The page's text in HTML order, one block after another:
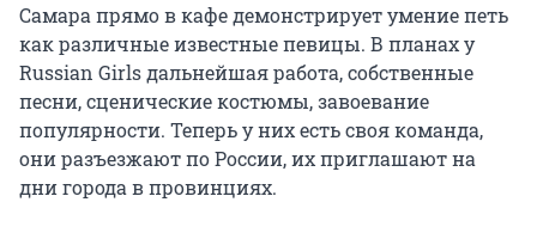
Самара прямо в кафе демонстрирует умение петь
как различные известные певицы. В планах у
Russian Girls дальнейшая работа, собственные
песни, сценические костюмы, завоевание
популярности. Теперь у них есть своя команда,
они разъезжают по России, их приглашают на
дни города в провинциях.